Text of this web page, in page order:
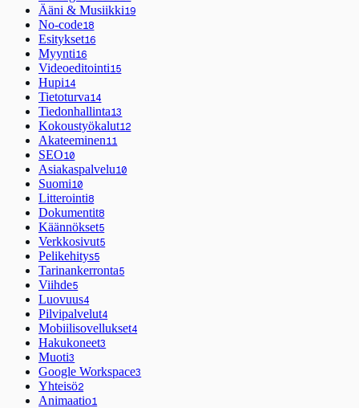
Ääni & Musiikki19
No-code18
Esitykset16
Myynti16
Videoeditointi15
Hupi14
Tietoturva14
Tiedonhallinta13
Kokoustyökalut12
Akateeminen11
SEO10
Asiakaspalvelu10
Suomi10
Litterointi8
Dokumentit8
Käännökset5
Verkkosivut5
Pelikehitys5
Tarinankerronta5
Viihde5
Luovuus4
Pilvipalvelut4
Mobiilisovellukset4
Hakukoneet3
Muoti3
Google Workspace3
Yhteisö2
Animaatio1